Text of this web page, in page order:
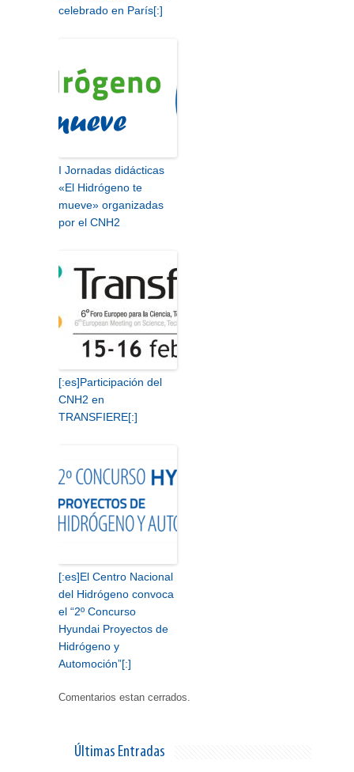
celebrado en París[:]
I Jornadas didácticas
«El Hidrógeno te
mueve» organizadas
por el CNH2
[:es]Participación del
CNH2 en
TRANSFIERE[:]
[:es]El Centro Nacional
del Hidrógeno convoca
el “2º Concurso
Hyundai Proyectos de
Hidrógeno y
Automoción”[:]
Comentarios estan cerrados.
Últimas Entradas